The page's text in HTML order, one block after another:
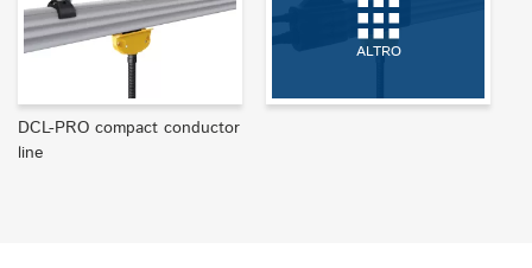
DCL-PRO compact conductor
line
ALTRO